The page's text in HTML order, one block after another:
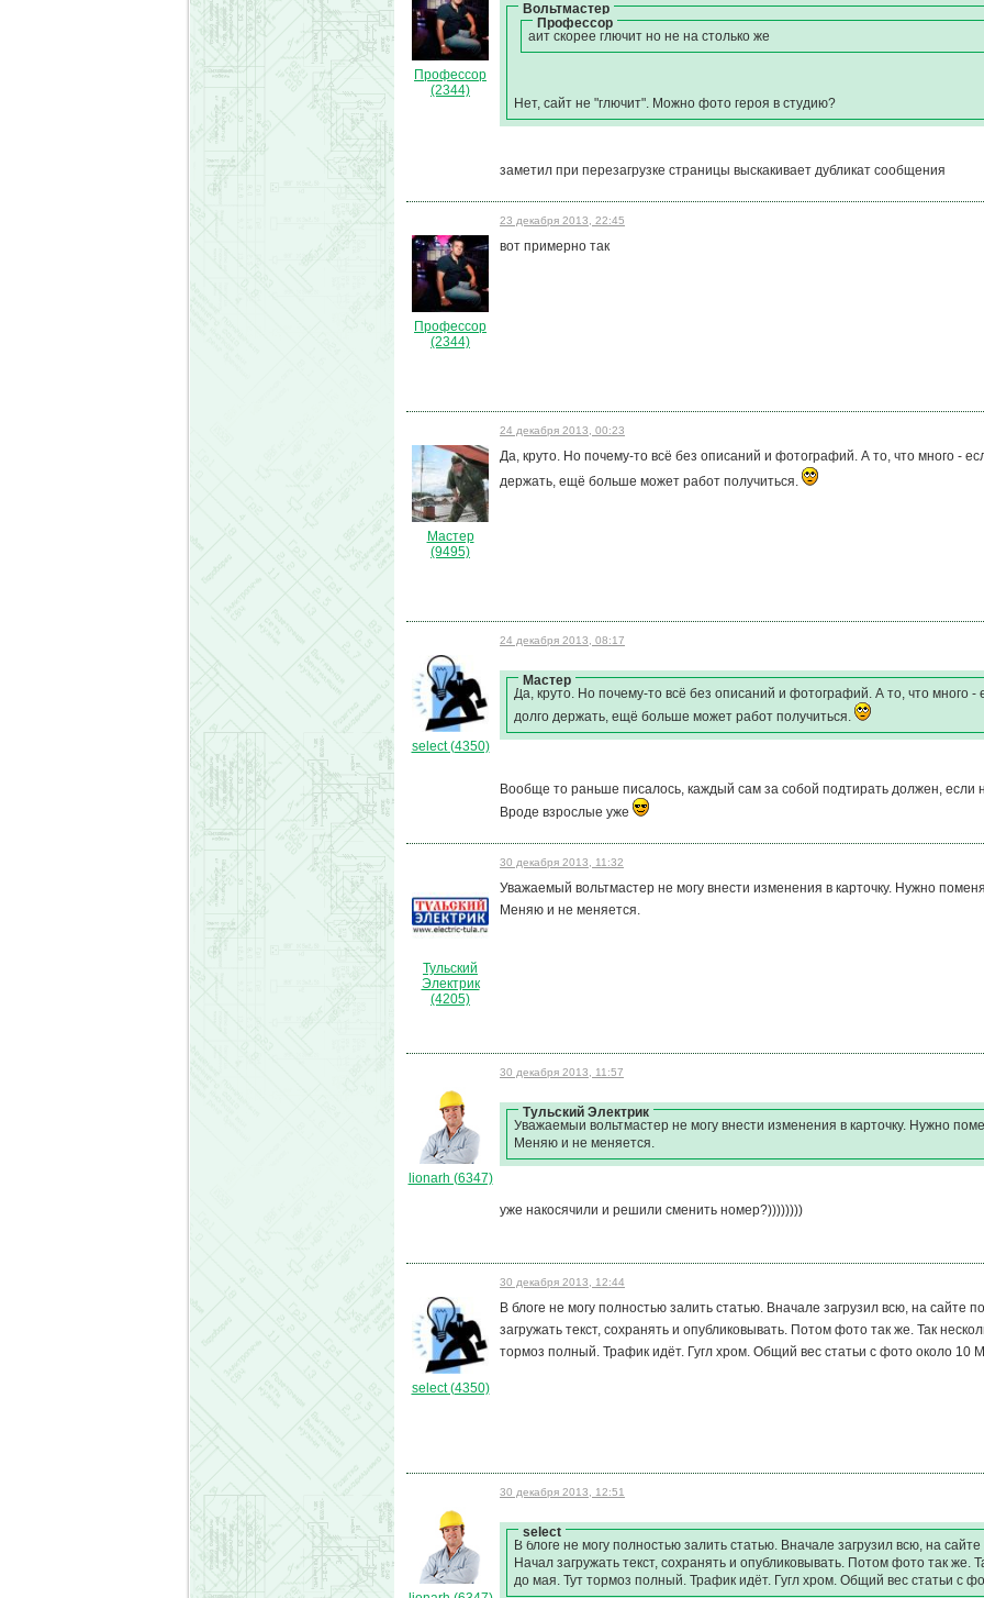
Профессор
(2344)
Вольтмастер
Профессор
айт скорее глючит но не на столько же
Нет, сайт не "глючит". Можно фото героя в студию?
заметил при перезагрузке страницы выскакивает дубликат сообщения
Профессор
(2344)
23 декабря 2013, 22:45
вот примерно так
Мастер
(9495)
24 декабря 2013, 00:23
Да, круто. Но почему-то всё без описаний и фотографий. А то, что много -
держать, ещё больше может работ получиться.
select (4350)
24 декабря 2013, 08:17
Мастер
Да, круто. Но почему-то всё без описаний и фотографий. А то, что много -
долго держать, ещё больше может работ получиться.
Вообще то раньше писалось, каждый сам за собой подтирать должен, если
Вроде взрослые уже
Тульский
Электрик
(4205)
30 декабря 2013, 11:32
Уважаемый вольтмастер не могу внести изменения в карточку. Нужно
Меняю и не меняется.
lionarh (6347)
30 декабря 2013, 11:57
Тульский Электрик
Уважаемый вольтмастер не могу внести изменения в карточку. Нужно
Меняю и не меняется.
уже накосячили и решили сменить номер?))))))))
select (4350)
30 декабря 2013, 12:44
В блоге не могу полностью залить статью. Вначале загрузил всю, на сайте
загружать текст, сохранять и опубликовывать. Потом фото так же. Так
тормоз полный. Трафик идёт. Гугл хром. Общий вес статьи с фото около 10
30 декабря 2013, 12:51
select
В блоге не могу полностью залить статью. Вначале загрузил всю, на
Начал загружать текст, сохранять и опубликовывать. Потом фото так же.
до мая. Тут тормоз полный. Трафик идёт. Гугл хром. Общий вес статьи с